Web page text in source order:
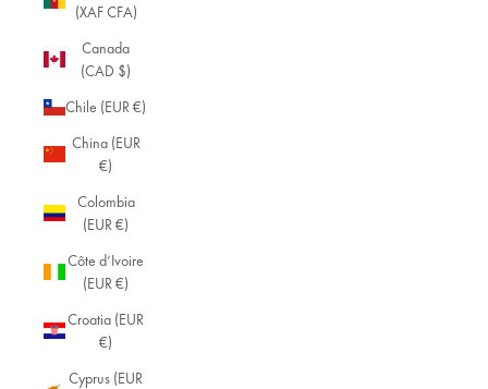
(XAF CFA)
Canada
(CAD $)
Chile (EUR €)
China (EUR
€)
Colombia
(EUR €)
Côte d’Ivoire
(EUR €)
Croatia (EUR
€)
Cyprus (EUR